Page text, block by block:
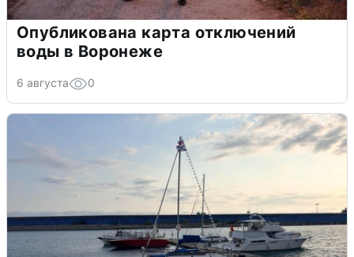
Опубликована карта отключений
воды в Воронеже
6 августа 0